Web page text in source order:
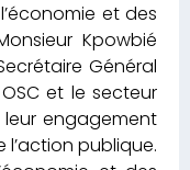
et des
Kpowbié
Général
et le secteur
engagement
publique.